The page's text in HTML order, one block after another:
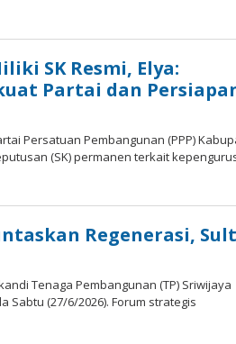
SK Resmi, Elya:
Partai dan
Persatuan Pembangunan (PPP)
(SK) permanen terkait
Regenerasi,
Tenaga Pembangunan (TP) Sriwijaya
Sabtu (27/6/2026). Forum strategis